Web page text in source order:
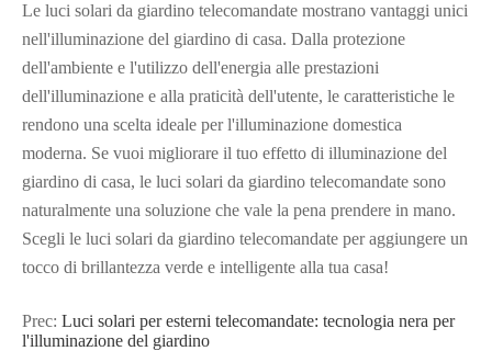
Le luci solari da giardino telecomandate mostrano vantaggi unici
nell'illuminazione del giardino di casa. Dalla protezione
dell'ambiente e l'utilizzo dell'energia alle prestazioni
dell'illuminazione e alla praticità dell'utente, le caratteristiche le
rendono una scelta ideale per l'illuminazione domestica
moderna. Se vuoi migliorare il tuo effetto di illuminazione del
giardino di casa, le luci solari da giardino telecomandate sono
naturalmente una soluzione che vale la pena prendere in mano.
Scegli le luci solari da giardino telecomandate per aggiungere un
tocco di brillantezza verde e intelligente alla tua casa!
Prec: Luci solari per esterni telecomandate: tecnologia nera per
l'illuminazione del giardino